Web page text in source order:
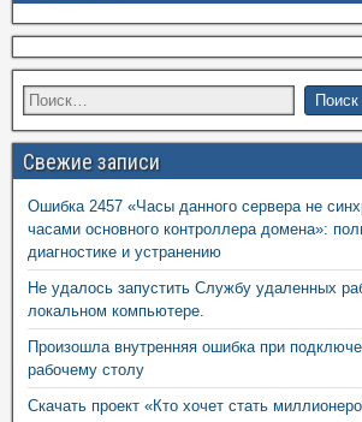
Свежие записи
Ошибка 2457 «Часы данного сервера не
часами основного контроллера домена»:
диагностике и устранению
Не удалось запустить Службу удаленных
локальном компьютере.
Произошла внутренняя ошибка при
рабочему столу
Скачать проект «Кто хочет стать